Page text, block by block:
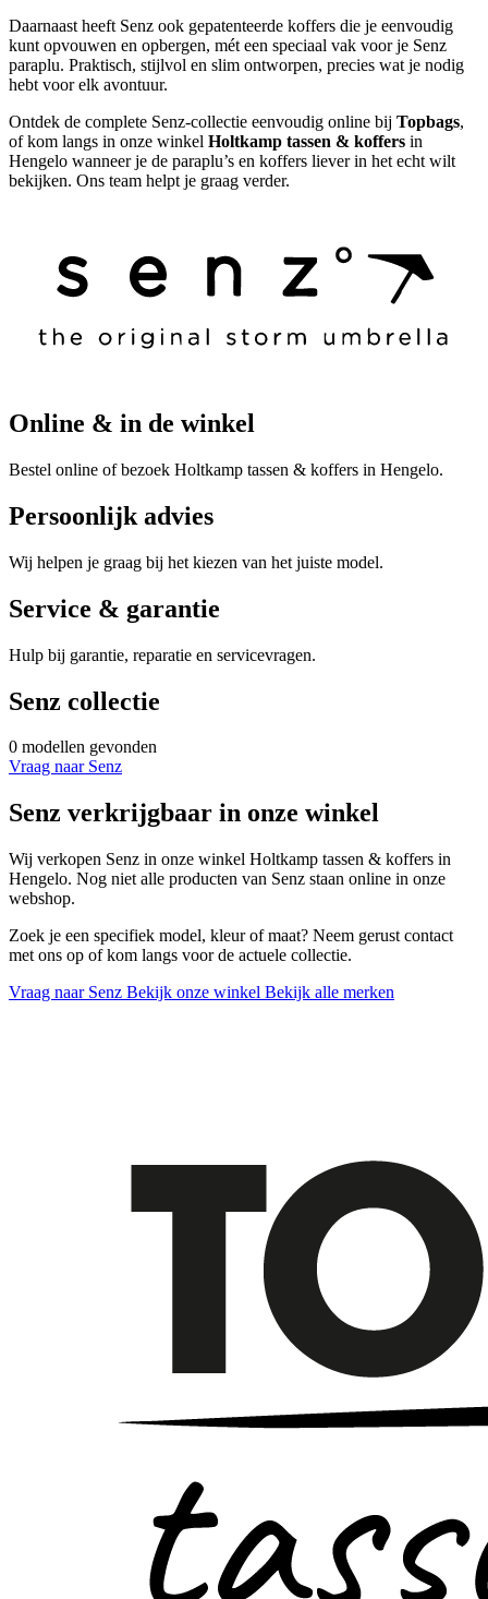
Daarnaast heeft Senz ook gepatenteerde koffers die je eenvoudig
kunt opvouwen en opbergen, mét een speciaal vak voor je Senz
paraplu. Praktisch, stijlvol en slim ontworpen, precies wat je nodig
hebt voor elk avontuur.
Ontdek de complete Senz-collectie eenvoudig online bij Topbags,
of kom langs in onze winkel Holtkamp tassen & koffers in
Hengelo wanneer je de paraplu’s en koffers liever in het echt wilt
bekijken. Ons team helpt je graag verder.
Online & in de winkel
Bestel online of bezoek Holtkamp tassen & koffers in Hengelo.
Persoonlijk advies
Wij helpen je graag bij het kiezen van het juiste model.
Service & garantie
Hulp bij garantie, reparatie en servicevragen.
Senz collectie
0 modellen gevonden
Vraag naar Senz
Senz verkrijgbaar in onze winkel
Wij verkopen Senz in onze winkel Holtkamp tassen & koffers in
Hengelo. Nog niet alle producten van Senz staan online in onze
webshop.
Zoek je een specifiek model, kleur of maat? Neem gerust contact
met ons op of kom langs voor de actuele collectie.
Vraag naar Senz Bekijk onze winkel Bekijk alle merken